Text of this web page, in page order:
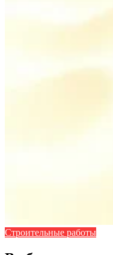
Строительные работы